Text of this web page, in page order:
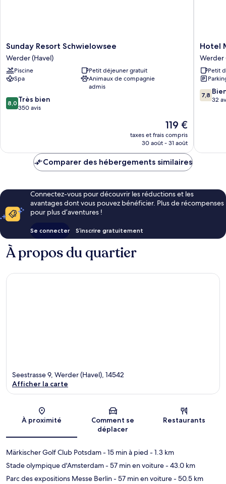
Sunday
Resort
Schwielowsee
Werder
(Havel)
Sunday Resort Schwielowsee
Werder (Havel)
Piscine
Petit déjeuner gratuit
Spa
Animaux de compagnie
admis
8.0
sur
8,0 Très bien
350 avis
Le
nouveau
prix
de
119 €
taxes et frais compris
30 août - 31 août
Hotel
Mohr
&
SPA
Werder
(Havel)
Hotel
Werder
Petit
7.8
sur
7,8
32
Comparer des hébergements similaires
Connectez-vous pour découvrir les réductions et les
avantages dont vous pouvez bénéficier. Plus de récompenses
pour plus d’aventures !
Se connecter S’inscrire gratuitement
À propos du quartier
Carte
Seestrasse 9, Werder (Havel), 14542
Afficher la carte
À proximité
Comment se
déplacer
Restaurants
Märkischer Golf Club Potsdam- 15 min à pied - 1.3 km
Stade olympique d'Amsterdam- 57 min en voiture- 43.0 km
Parc des expositions Messe Berlin- 57 min en voiture- 50.5 km